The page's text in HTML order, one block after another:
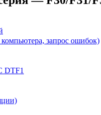
запрос ошибок)
DTF1